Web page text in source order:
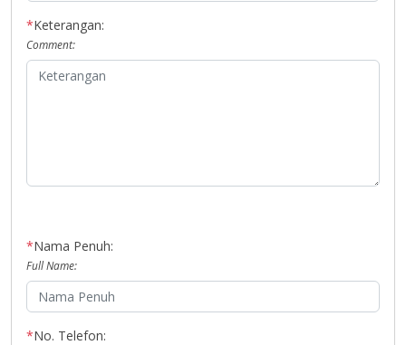
*Keterangan:
Comment:
*Nama Penuh:
Full Name:
*No. Telefon: